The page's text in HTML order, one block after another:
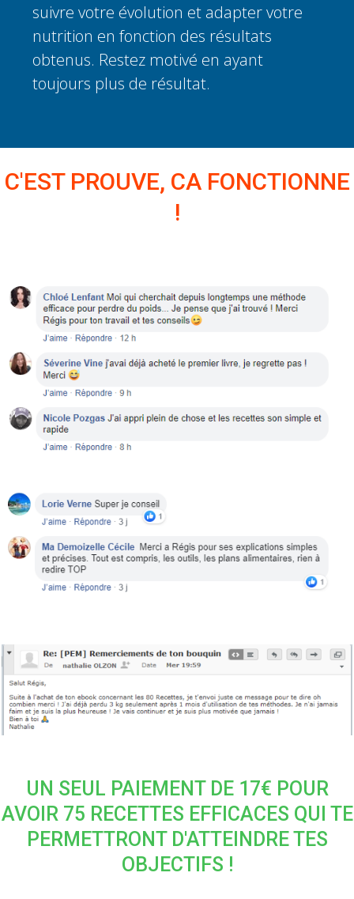
suivre votre évolution et adapter votre
nutrition en fonction des résultats
obtenus. Restez motivé en ayant
toujours plus de résultat.
C'EST PROUVE, CA FONCTIONNE
!
UN SEUL PAIEMENT DE 17€ POUR
AVOIR 75 RECETTES EFFICACES QUI TE
PERMETTRONT D'ATTEINDRE TES
OBJECTIFS !